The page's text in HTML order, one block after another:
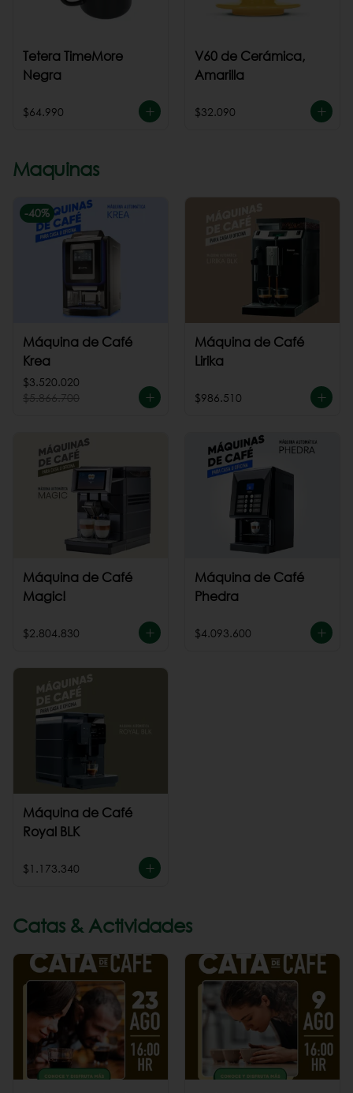
Tetera TimeMore
Negra
$64.990
V60 de Cerámica,
Amarilla
$32.090
Maquinas
-40%
Máquina de Café
Krea
$3.520.020
$5.866.700
Máquina de Café
Lirika
$986.510
Máquina de Café
Magic!
$2.804.830
Máquina de Café
Phedra
$4.093.600
Máquina de Café
Royal BLK
$1.173.340
Catas & Actividades